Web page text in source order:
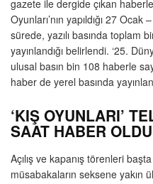
gazete ile dergide çıkan
Oyunları’nın yapıldığı 27
sürede, yazılı basında toplam
yayınlandığı belirlendi. ‘25.
ulusal basın bin 108 haberle
haber de yerel basında
‘KIŞ OYUNLARI’
SAAT HABER OLDU
Açılış ve kapanış törenleri
müsabakaların seksene yakın